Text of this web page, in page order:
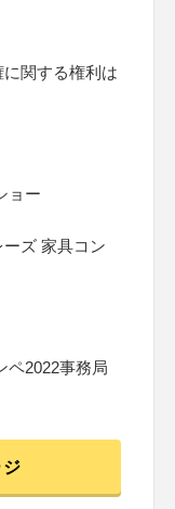
関する権利は
ョー
ズ 家具コン
ペ2022事務局